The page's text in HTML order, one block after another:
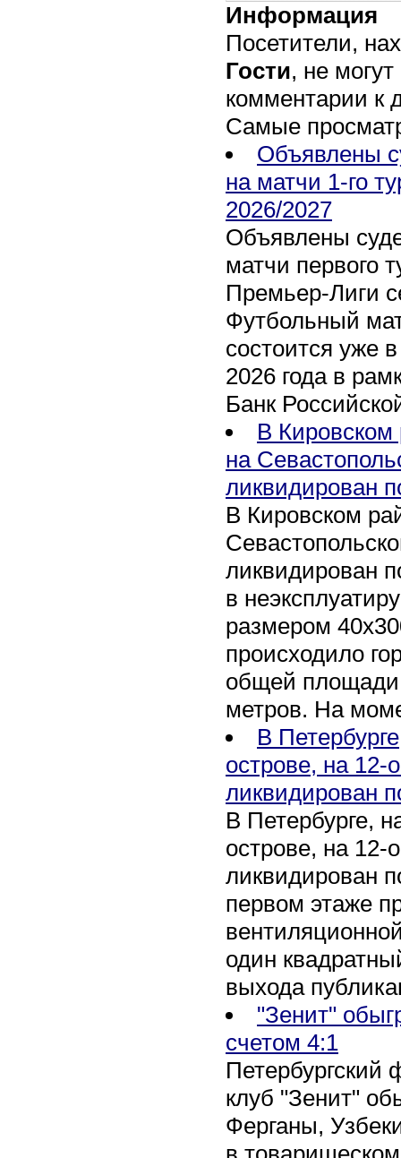
Информация
Посетители,
Гости, не
комментарии к
Самые
Объявлены
на матчи 1-го
2026/2027
Объявлены
матчи первого
Премьер-Лиги
Футбольный
состоится уже
2026 года в
Банк
В Кировском
на
ликвидирован
В Кировском
ликвидирован
в
размером
происходило
общей площади
метров. На
В
острове, на 12-
ликвидирован
В Петербурге,
острове, на 12-
ликвидирован
первом этаже
один
выхода
"Зенит"
счетом 4:1
Петербургский
клуб "Зенит"
Ферганы,